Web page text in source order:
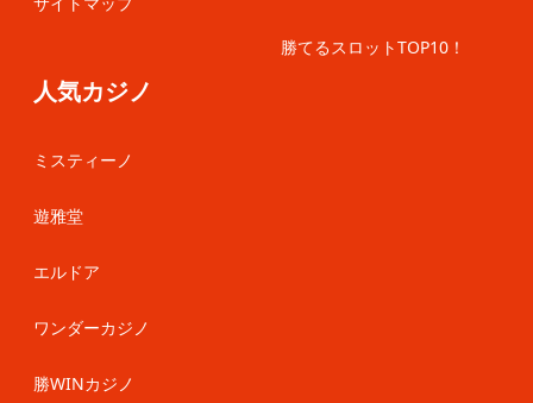
勝てるスロットTOP10！
人気カジノ
ミスティーノ
遊雅堂
エルドア
ワンダーカジノ
勝WINカジノ